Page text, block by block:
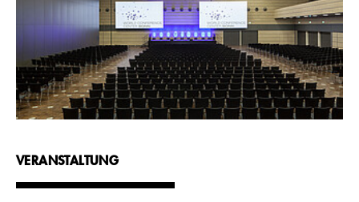
WOHNEN
VERANSTALTUNG
GASTRO & HOTEL
ALLE PRODUKTE
Service
VERANSTALTUNG